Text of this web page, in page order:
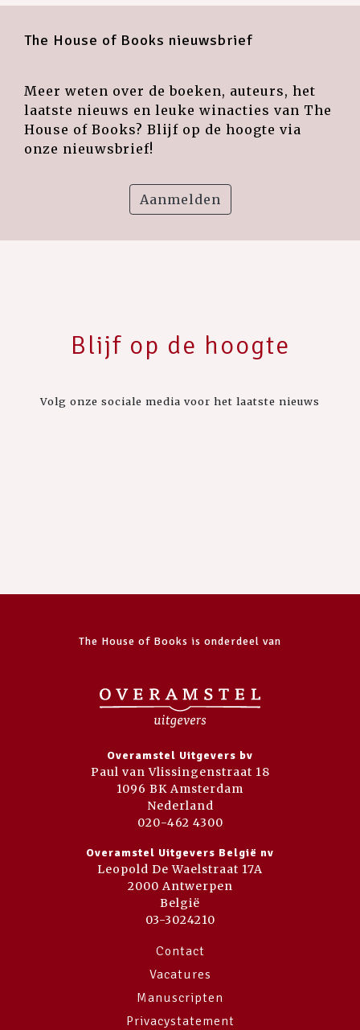
The House of Books nieuwsbrief
Meer weten over de boeken, auteurs, het
laatste nieuws en leuke winacties van The
House of Books? Blijf op de hoogte via
onze nieuwsbrief!
Aanmelden
Blijf op de hoogte
Volg onze sociale media voor het laatste nieuws
The House of Books is onderdeel van
Overamstel Uitgevers bv
Paul van Vlissingenstraat 18
1096 BK Amsterdam
Nederland
020-462 4300
Overamstel Uitgevers België nv
Leopold De Waelstraat 17A
2000 Antwerpen
België
03-3024210
Contact
Vacatures
Manuscripten
Privacystatement